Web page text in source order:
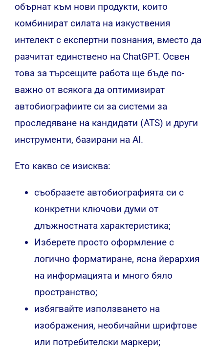
обърнат към нови продукти, които
комбинират силата на изкуствения
интелект с експертни познания, вместо да
разчитат единствено на ChatGPT. Освен
това за търсещите работа ще бъде по-
важно от всякога да оптимизират
автобиографиите си за системи за
проследяване на кандидати (ATS) и други
инструменти, базирани на AI.
Ето какво се изисква:
съобразете автобиографията си с
конкретни ключови думи от
длъжностната характеристика;
Изберете просто оформление с
логично форматиране, ясна йерархия
на информацията и много бяло
пространство;
избягвайте използването на
изображения, необичайни шрифтове
или потребителски маркери;